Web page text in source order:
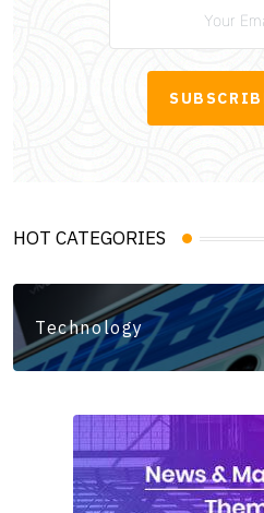
HOT CATEGORIES
Technology